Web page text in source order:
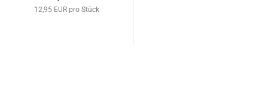
12,95 EUR pro Stück